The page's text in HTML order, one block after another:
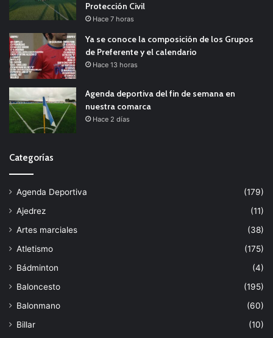
Protección Civil
Hace 7 horas
Ya se conoce la composición de los Grupos
de Preferente y el calendario
Hace 13 horas
Agenda deportiva del fin de semana en
nuestra comarca
Hace 2 días
Categorías
Agenda Deportiva
(179)
Ajedrez
(11)
Artes marciales
(38)
Atletismo
(175)
Bádminton
(4)
Baloncesto
(195)
Balonmano
(60)
Billar
(10)